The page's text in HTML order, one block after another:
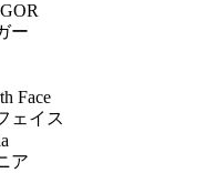
ー
Face
ェイス
ア